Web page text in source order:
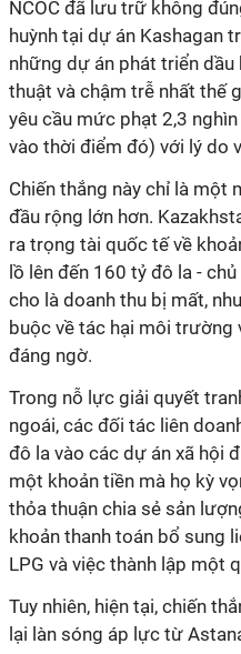
NCOC đã lưu trữ không
huỳnh tại dự án Kashagan
những dự án phát triển
thuật và chậm trễ nhất thế
yêu cầu mức phạt 2,3
vào thời điểm đó) với lý do
Chiến thắng này chỉ là
đầu rộng lớn hơn.
ra trọng tài quốc tế về
lồ lên đến 160 tỷ đô la -
cho là doanh thu bị mất,
buộc về tác hại môi trường
đáng ngờ.
Trong nỗ lực giải quyết
ngoái, các đối tác liên
đô la vào các dự án xã hội
một khoản tiền mà họ kỳ
thỏa thuận chia sẻ sản
khoản thanh toán bổ sung
LPG và việc thành lập một
Tuy nhiên, hiện tại, chiến
lại làn sóng áp lực từ